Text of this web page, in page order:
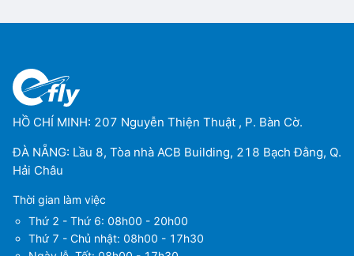
HỒ CHÍ MINH: 207 Nguyễn Thiện Thuật , P. Bàn Cờ.
ĐÀ NẴNG: Lầu 8, Tòa nhà ACB Building, 218 Bạch Đằng, Q.
Hải Châu
Thời gian làm việc
Thứ 2 - Thứ 6: 08h00 - 20h00
Thứ 7 - Chủ nhật: 08h00 - 17h30